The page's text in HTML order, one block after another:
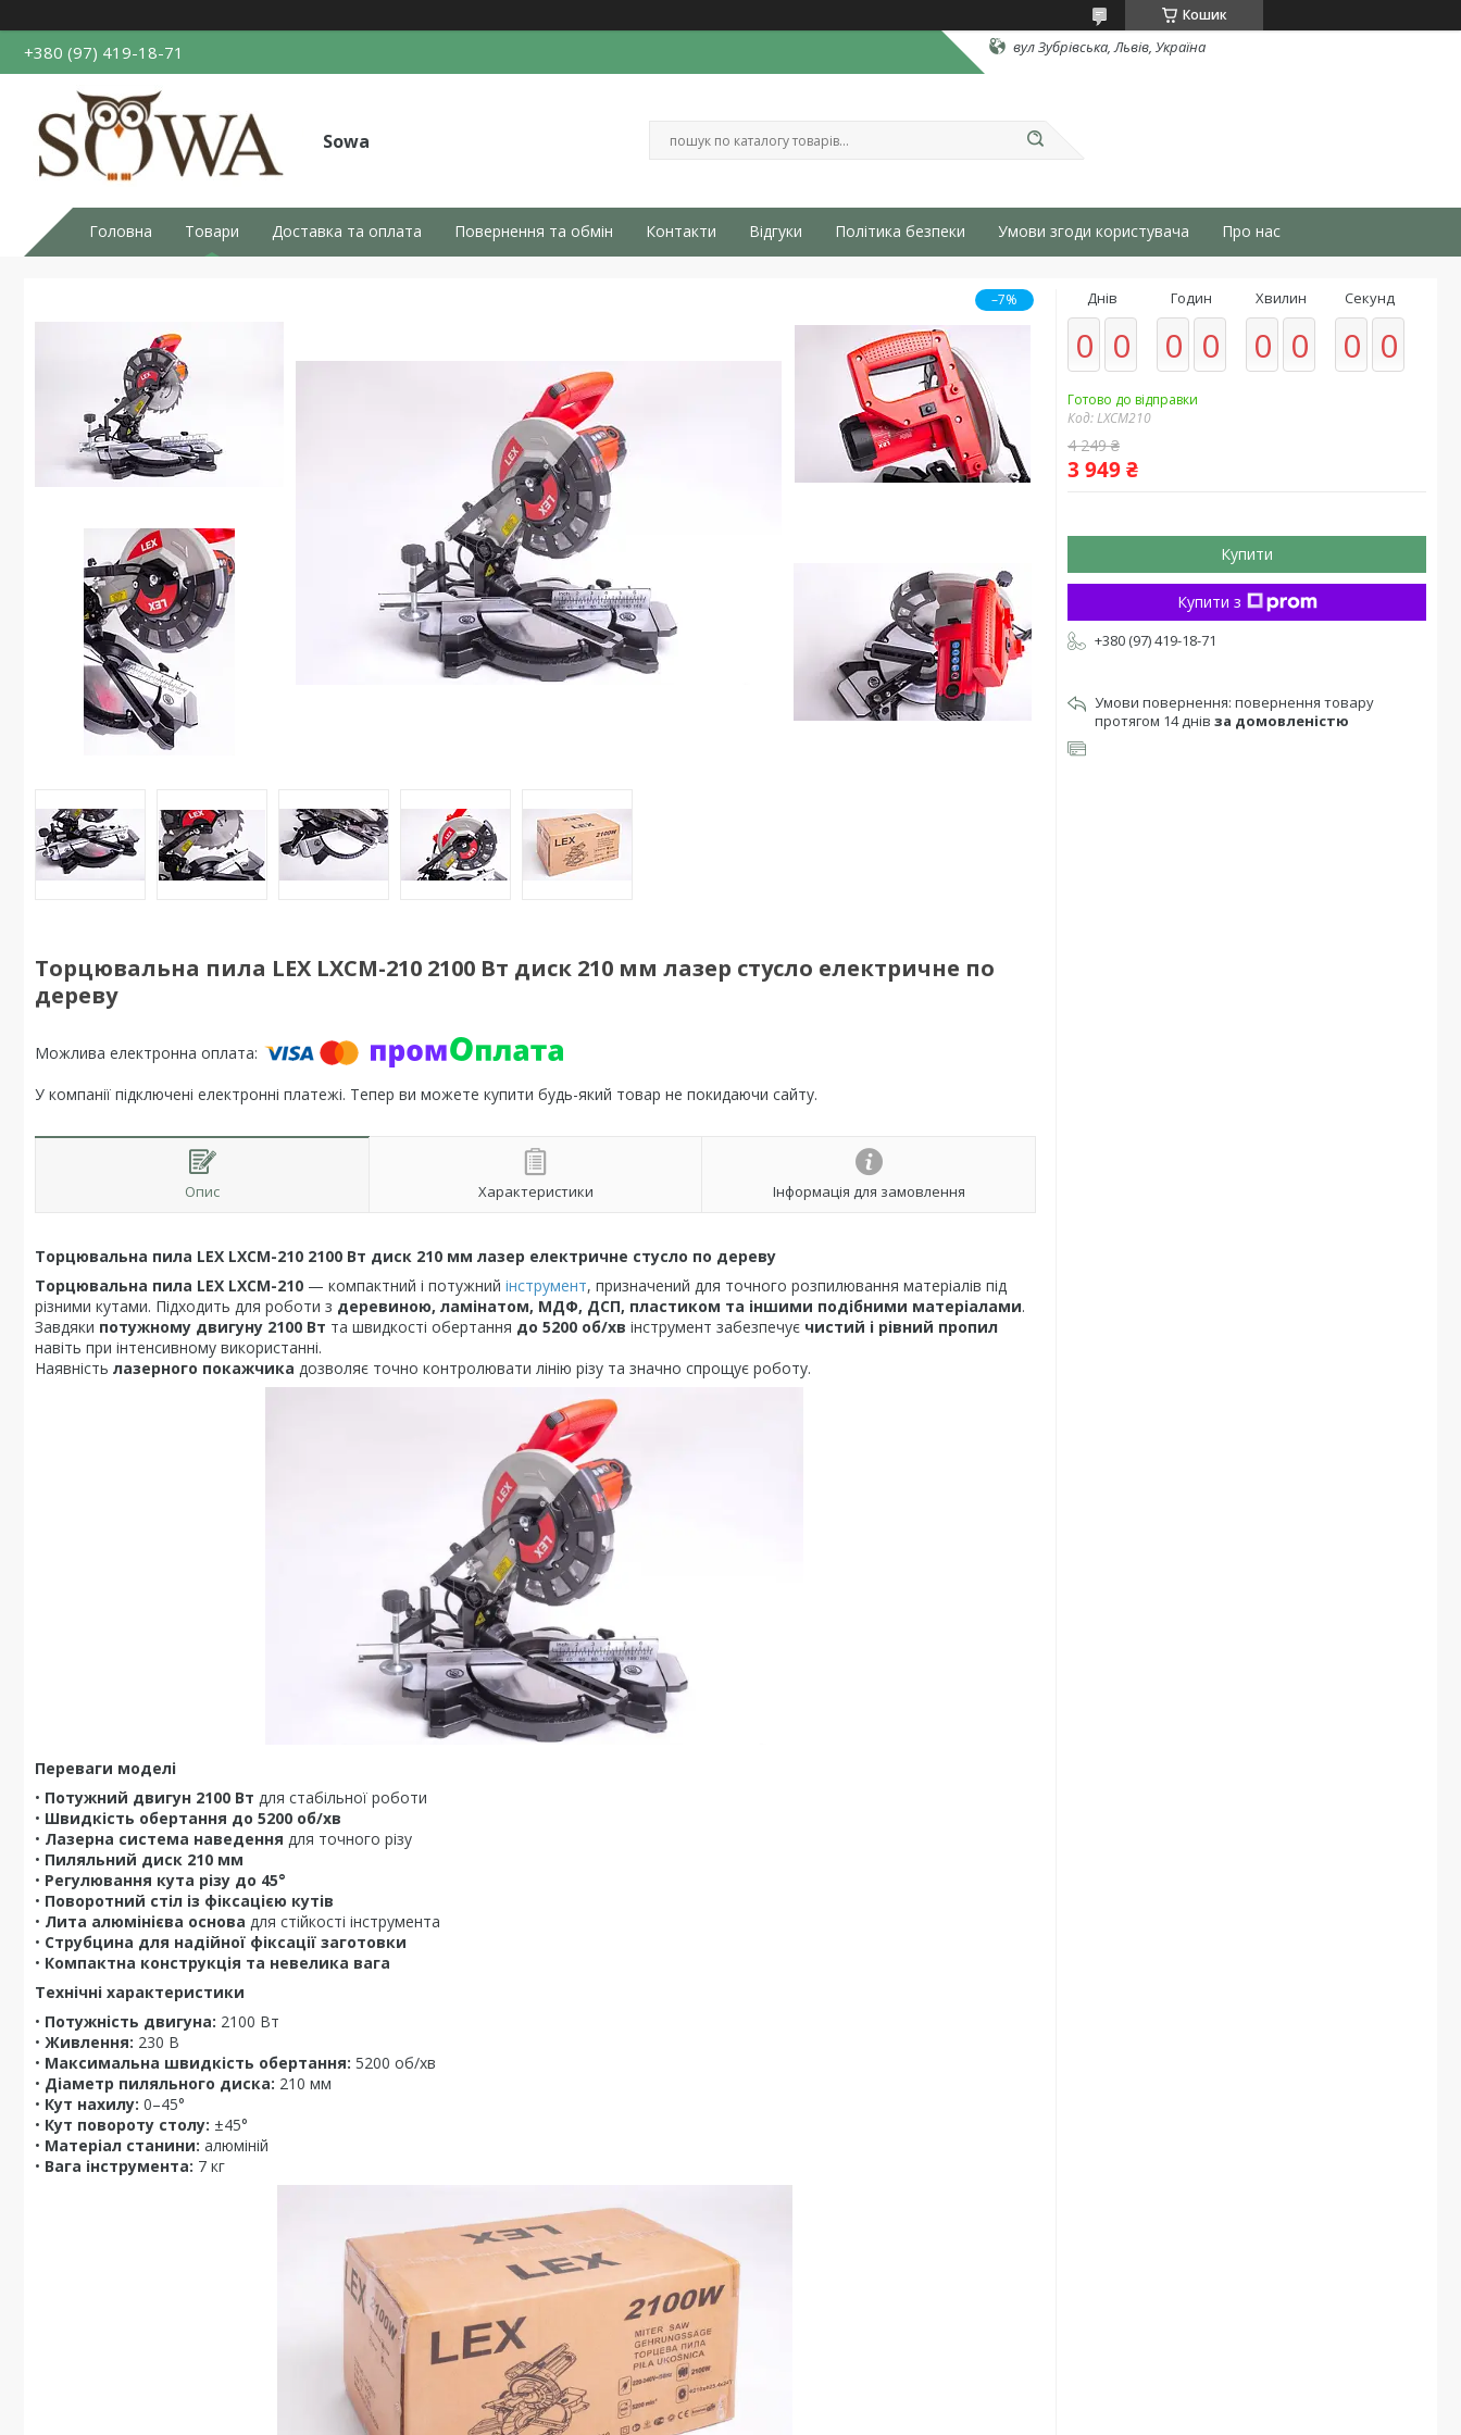
Кошик
+380 (97) 419-18-71 вул Зубрівська, Львів, Україна
Sowa
Головна Товари Доставка та оплата Повернення та обмін Контакти Відгуки Політика безпеки Умови згоди користувача Про нас
–7%
Торцювальна пила LEX LXCM-210 2100 Вт диск 210 мм лазер стусло електричне по
дереву
У компанії підключені електронні платежі. Тепер ви можете купити будь-який товар не покидаючи сайту.
Опис Характеристики Інформація для замовлення
Торцювальна пила LEX LXCM-210 2100 Вт диск 210 мм лазер електричне стусло по дереву
Торцювальна пила LEX LXCM-210 — компактний і потужний інструмент, призначений для точного розпилювання матеріалів під
різними кутами. Підходить для роботи з деревиною, ламінатом, МДФ, ДСП, пластиком та іншими подібними матеріалами.
Завдяки потужному двигуну 2100 Вт та швидкості обертання до 5200 об/хв інструмент забезпечує чистий і рівний пропил
навіть при інтенсивному використанні.
Наявність лазерного покажчика дозволяє точно контролювати лінію різу та значно спрощує роботу.
Переваги моделі
• Потужний двигун 2100 Вт для стабільної роботи
• Швидкість обертання до 5200 об/хв
• Лазерна система наведення для точного різу
• Пиляльний диск 210 мм
• Регулювання кута різу до 45°
• Поворотний стіл із фіксацією кутів
• Лита алюмінієва основа для стійкості інструмента
• Струбцина для надійної фіксації заготовки
• Компактна конструкція та невелика вага
Технічні характеристики
• Потужність двигуна: 2100 Вт
• Живлення: 230 В
• Максимальна швидкість обертання: 5200 об/хв
• Діаметр пиляльного диска: 210 мм
• Кут нахилу: 0–45°
• Кут повороту столу: ±45°
• Матеріал станини: алюміній
• Вага інструмента: 7 кг
Днів
0 0
Годин
0 0
Хвилин
0 0
Секунд
0 0
Готово до відправки
Код:LXCM210
4 249 ₴
3 949 ₴
Купити
Купити з
+380 (97) 419-18-71
повернення товару
протягом 14 днів за домовленістю